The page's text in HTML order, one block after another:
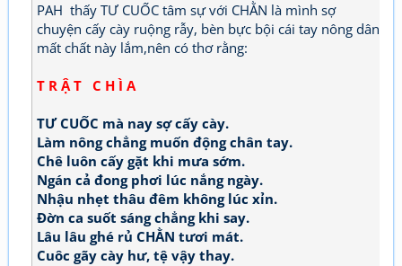
PAH thấy TƯ CUỐC tâm sự với CHẰN là mình sợ
chuyện cấy cày ruộng rẫy, bèn bực bội cái tay nông dân
mất chất này lắm,nên có thơ rằng:
T R Ậ T C H Ì A
TƯ CUỐC mà nay sợ cấy cày.
Làm nông chẳng muốn động chân tay.
Chê luôn cấy gặt khi mưa sớm.
Ngán cả đong phơi lúc nắng ngày.
Nhậu nhẹt thâu đêm không lúc xỉn.
Đờn ca suốt sáng chẳng khi say.
Lâu lâu ghé rủ CHẰN tươi mát.
Cuôc gãy cày hư, tệ vậy thay.